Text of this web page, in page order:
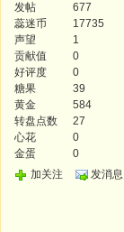
发帖
677
蕊迷币
17735
声望
1
贡献值
0
好评度
0
糖果
39
黄金
584
转盘点数
27
心花
0
金蛋
0
加关注
发消息